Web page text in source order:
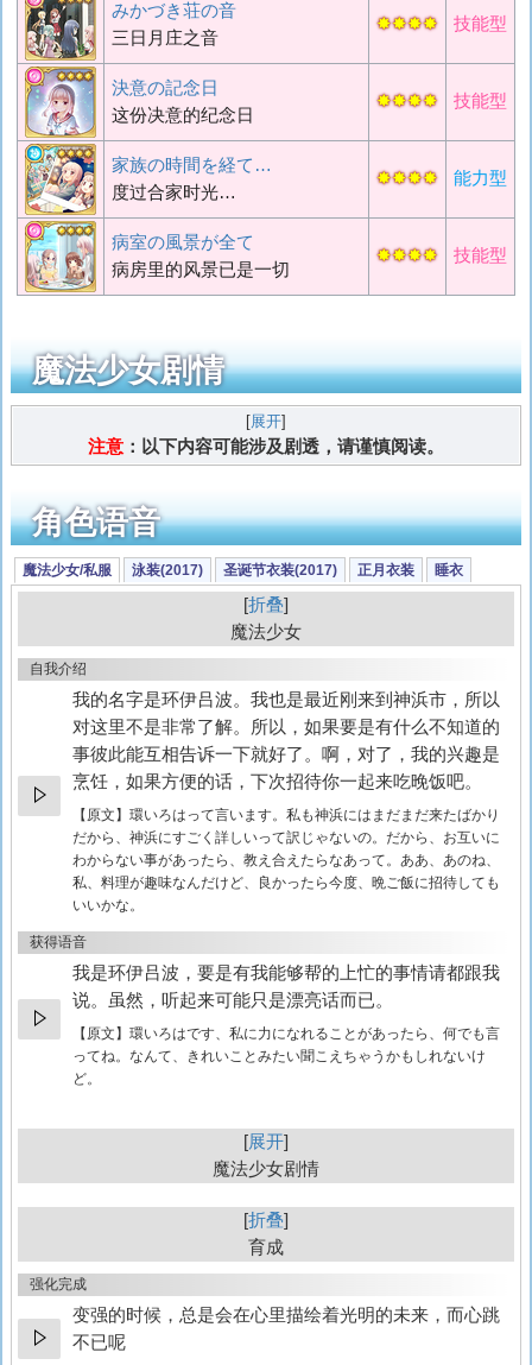
みかづき荘の音
三日月庄之音
✸✸✸✸ 技能型
決意の記念日
这份决意的纪念日
✸✸✸✸ 技能型
家族の時間を経て…
度过合家时光…
✸✸✸✸ 能力型
病室の風景が全て
病房里的风景已是一切
✸✸✸✸ 技能型
魔法少女剧情
展开
注意 ：以下内容可能涉及剧透，请谨慎阅读。
角色语音
魔法少女/私服 泳装(2017) 圣诞节衣装(2017) 正月衣装 睡衣
折叠
魔法少女
自我介绍
我的名字是环伊吕波。我也是最近刚来到神浜市，所以
对这里不是非常了解。所以，如果要是有什么不知道的
事彼此能互相告诉一下就好了。啊，对了，我的兴趣是
烹饪，如果方便的话，下次招待你一起来吃晚饭吧。
【原文】 環いろはって言います。私も神浜にはまだまだ来たばかり
だから、神浜にすごく詳しいって訳じゃないの。だから、お互いに
わからない事があったら、教え合えたらなあって。ああ、あのね、
私、料理が趣味なんだけど、良かったら今度、晩ご飯に招待しても
いいかな。
获得语音
我是环伊吕波，要是有我能够帮的上忙的事情请都跟我
说。虽然，听起来可能只是漂亮话而已。
【原文】 環いろはです、私に力になれることがあったら、何でも言
ってね。なんて、きれいことみたい聞こえちゃうかもしれないけ
ど。
展开
魔法少女剧情
折叠
育成
强化完成
变强的时候，总是会在心里描绘着光明的未来，而心跳
不已呢